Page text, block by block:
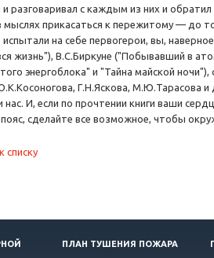
и разговаривал с каждым из них и
прикасаться к пережитому — до
на себе первогерои, вы,
жизнь"), В.С.Биркуне ("Побывавший в
энергоблока" и "Тайна майской
Г.Н.Яскова, М.Ю.Тарасова
И, если по прочтении книги ваши
сделайте все возможное, чтобы
списку
ПЛАН ТУШЕНИЯ ПОЖАРА